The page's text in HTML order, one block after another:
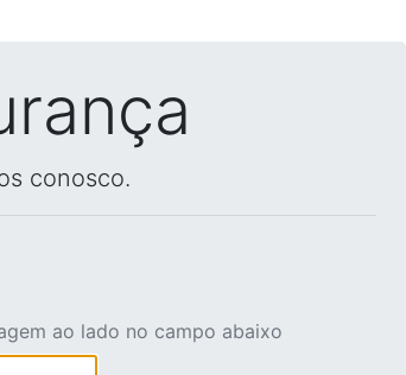
conosco.
ao lado no campo abaixo